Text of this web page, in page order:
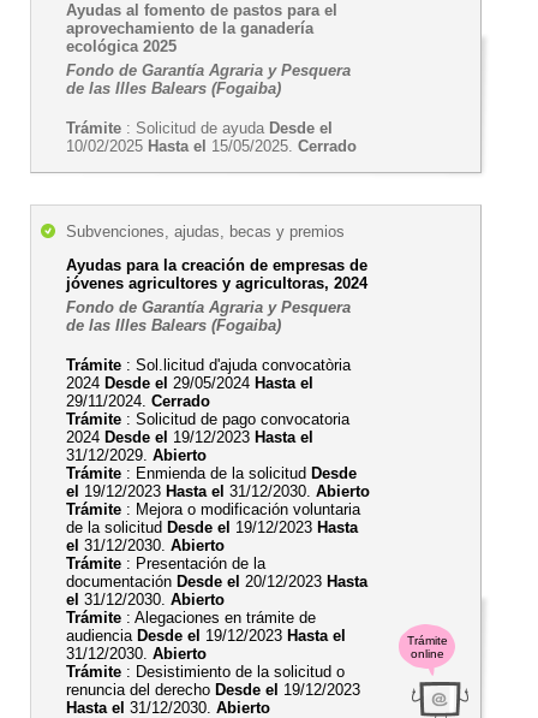
Ayudas al fomento de pastos para el
aprovechamiento de la ganadería
ecológica 2025
Fondo de Garantía Agraria y Pesquera
de las Illes Balears (Fogaiba)
Trámite : Solicitud de ayuda Desde el
10/02/2025 Hasta el 15/05/2025. Cerrado
Trámite
online
Subvenciones, ajudas, becas y premios
Ayudas para la creación de empresas de
jóvenes agricultores y agricultoras, 2024
Fondo de Garantía Agraria y Pesquera
de las Illes Balears (Fogaiba)
Trámite : Sol.licitud d'ajuda convocatòria
2024 Desde el 29/05/2024 Hasta el
29/11/2024. Cerrado
Trámite : Solicitud de pago convocatoria
2024 Desde el 19/12/2023 Hasta el
31/12/2029. Abierto
Trámite : Enmienda de la solicitud Desde
el 19/12/2023 Hasta el 31/12/2030. Abierto
Trámite : Mejora o modificación voluntaria
de la solicitud Desde el 19/12/2023 Hasta
el 31/12/2030. Abierto
Trámite : Presentación de la
documentación Desde el 20/12/2023 Hasta
el 31/12/2030. Abierto
Trámite : Alegaciones en trámite de
audiencia Desde el 19/12/2023 Hasta el
31/12/2030. Abierto
Trámite : Desistimiento de la solicitud o
renuncia del derecho Desde el 19/12/2023
Hasta el 31/12/2030. Abierto